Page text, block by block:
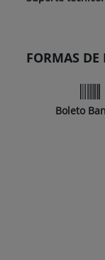
FORMAS
Boleto